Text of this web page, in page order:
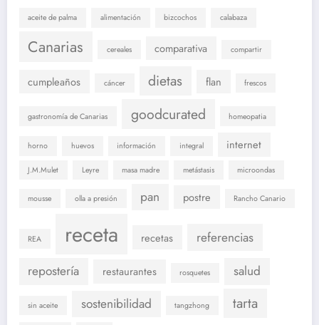
aceite de palma alimentación bizcochos calabaza
Canarias cereales comparativa compartir
cumpleaños cáncer dietas flan frescos
gastronomía de Canarias goodcurated homeopatia
horno huevos información integral internet
J.M.Mulet Leyre masa madre metástasis microondas
mousse olla a presión pan postre Rancho Canario
REA receta recetas
referencias
repostería
restaurantes rosquetes salud
sin aceite sostenibilidad tangzhong tarta